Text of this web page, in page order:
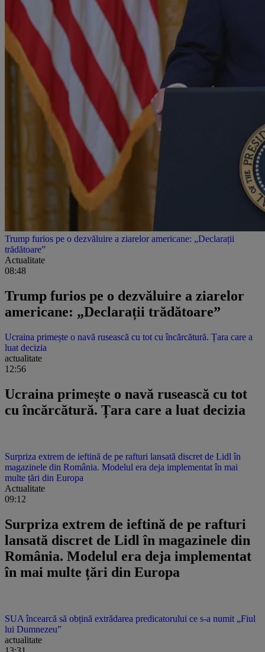
Trump furios pe o dezvăluire a ziarelor americane: „Declarații
trădătoare”
Actualitate
08:48
Trump furios pe o dezvăluire a ziarelor
americane: „Declarații trădătoare”
Ucraina primește o navă rusească cu tot cu încărcătură. Țara care a
luat decizia
actualitate
12:56
Ucraina primește o navă rusească cu tot
cu încărcătură. Țara care a luat decizia
Surpriza extrem de ieftină de pe rafturi lansată discret de Lidl în
magazinele din România. Modelul era deja implementat în mai
multe țări din Europa
Actualitate
09:12
Surpriza extrem de ieftină de pe rafturi
lansată discret de Lidl în magazinele din
România. Modelul era deja implementat
în mai multe țări din Europa
SUA încearcă să obțină extrădarea predicatorului ce s-a numit „Fiul
lui Dumnezeu”
actualitate